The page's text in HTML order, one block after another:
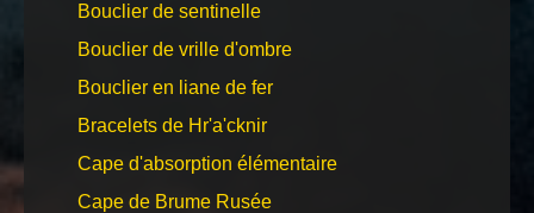
Bouclier de sentinelle
Bouclier de vrille d'ombre
Bouclier en liane de fer
Bracelets de Hr'a'cknir
Cape d'absorption élémentaire
Cape de Brume Rusée